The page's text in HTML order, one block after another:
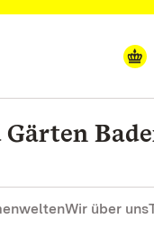
Wir über uns